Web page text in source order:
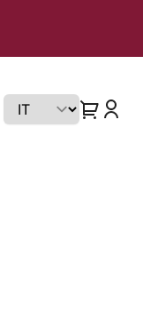
Scegli lingua